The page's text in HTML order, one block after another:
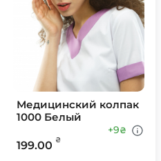
Медицинский колпак
1000 Белый
199.00 ₴
+9₴